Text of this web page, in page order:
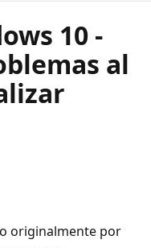
10 -
al
originalmente por